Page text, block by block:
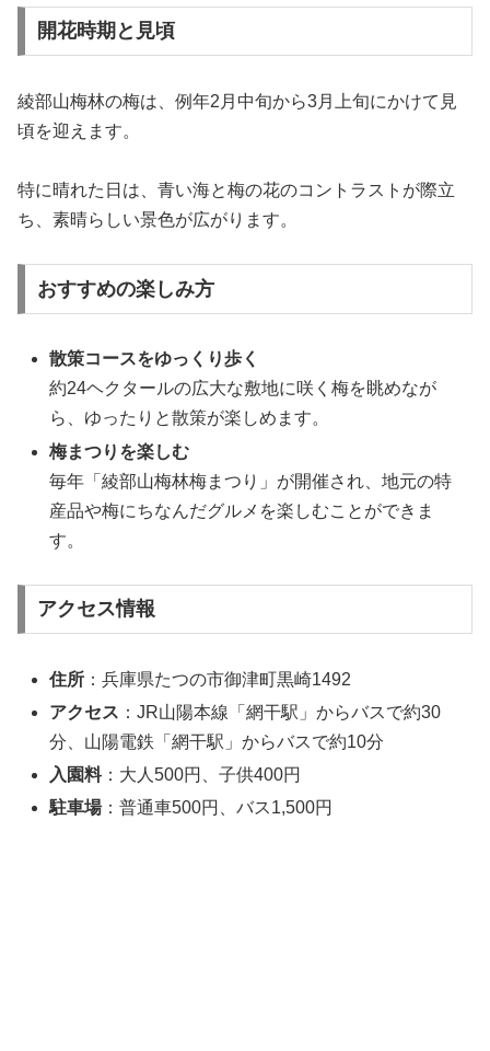
開花時期と見頃
綾部山梅林の梅は、例年2月中旬から3月上旬にかけて見
頃を迎えます。
特に晴れた日は、青い海と梅の花のコントラストが際立
ち、素晴らしい景色が広がります。
おすすめの楽しみ方
散策コースをゆっくり歩く
約24ヘクタールの広大な敷地に咲く梅を眺めなが
ら、ゆったりと散策が楽しめます。
梅まつりを楽しむ
毎年「綾部山梅林梅まつり」が開催され、地元の特
産品や梅にちなんだグルメを楽しむことができま
す。
アクセス情報
住所 ：兵庫県たつの市御津町黒崎1492
アクセス ：JR山陽本線「網干駅」からバスで約30
分、山陽電鉄「網干駅」からバスで約10分
入園料：大人500円、子供400円
駐車場：普通車500円、バス1,500円